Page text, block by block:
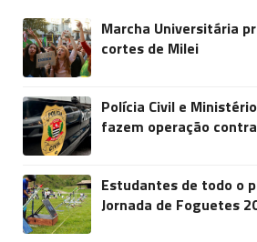
Marcha Universitária
cortes de Milei
Polícia Civil e
fazem operação contra
Estudantes de todo o
Jornada de Foguetes